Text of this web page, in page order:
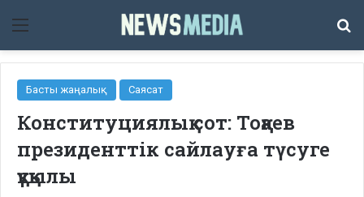
Мәзір
Басты жаңалық Саясат
Конституциялық сот: Тоқаев
президенттік сайлауға түсуге
құқылы